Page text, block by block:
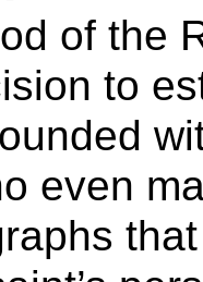
of the
to
even